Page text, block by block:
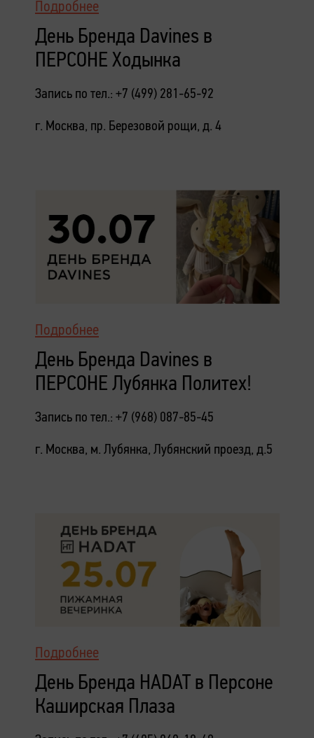
Подробнее
День Бренда Davines в
ПЕРСОНЕ Ходынка
Запись по тел.: +7 (499) 281-65-92
г. Москва, пр. Березовой рощи, д. 4
Подробнее
День Бренда Davines в
ПЕРСОНЕ Лубянка Политех!
Запись по тел.: +7 (968) 087-85-45
г. Москва, м. Лубянка, Лубянский проезд, д.5
Подробнее
День Бренда HADAT в Персоне
Каширская Плаза